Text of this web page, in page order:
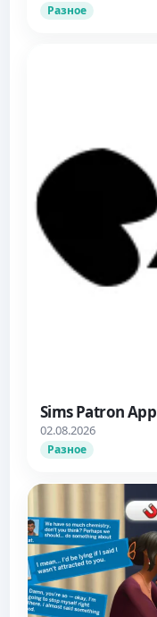
Разное
Sims Patron App
02.08.2026
Разное